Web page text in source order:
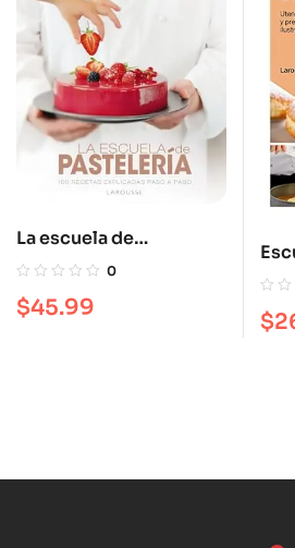
La escuela de
pastelería. Le Cordon
0
$45.99
$